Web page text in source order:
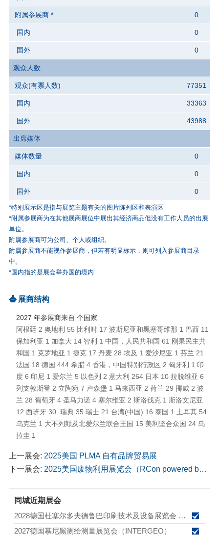
附属参展商 *
国内
国外
观众人数
观众(有票人数)
国内
国外
出席媒体
媒体数量
国内
国外
0
0
0
77351
33363
43988
0
0
0
*特别展示区是指与展览主题有关的图片陈列区和表演区
*附属参展商为在其他展商展位中展出其经济商品但没有工作人员的出展
单位。
附属参展商可为公司、个人或组织。
附属参展商不能视作参展商，但若有明显标示，则可列入参展商目录
中。
*国内指的是展会举办国的境内
展商结构
2027 年参展商来自 个国家
阿根廷 2 奥地利 55 比利时 17 波斯尼亚和黑塞哥维那 1 巴西 11
保加利亚 1 加拿大 14 智利 1 中国，人民共和国 61 刚果民主共
和国 1 克罗地亚 1 捷克 17 丹麦 28 埃及 1 爱沙尼亚 1 芬兰 21
法国 18 德国 444 希腊 4 香港，中国特别行政区 2 匈牙利 1 印
度 6 印尼 1 爱尔兰 5 以色列 2 意大利 264 日本 10 拉脱维亚 6
列支敦斯登 2 立陶宛 7 卢森堡 1 马来西亚 2 荷兰 29 挪威 2 波
兰 28 葡萄牙 4 圣马力诺 4 塞尔维亚 2 斯洛伐克 1 斯洛文尼亚
12 西班牙 30. 瑞典 35 瑞士 21 台湾(中国) 16 泰国 1 土耳其 54
乌克兰 1 大不列颠及北爱尔兰联合王国 15 美利坚合众国 24 乌
拉圭 1
上一展会: 2025美国 PLMA 自有品牌贸易展
下一展会: 2025美国废物利用展览会（RCon powered by Swana）
同城近期展会
2028德国杜塞尔多夫德鲁巴印刷技术及设备展览会 drupa
2027德国慕尼黑测绘测量展览会（INTERGEO）